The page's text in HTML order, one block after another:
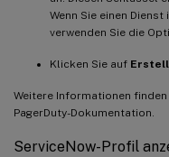
Wenn Sie einen
verwenden Sie die
Klicken Sie auf
Weitere Informationen finden
PagerDuty-Dokumentation.
ServiceNow-Profil